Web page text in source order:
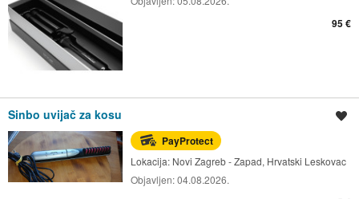
95 €
Sinbo uvijač za kosu
PayProtect
Lokacija: Novi Zagreb - Zapad, Hrvatski Leskovac
Objavljen:04.08.2026.